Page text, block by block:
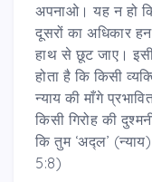
अपनाओ। यह न हो
दूसरों का अधिकार
हाथ से छूट जाए।
होता है कि किसी
न्याय की माँगे
किसी गिरोह की
कि तुम ‘अद्ल’
5:8)